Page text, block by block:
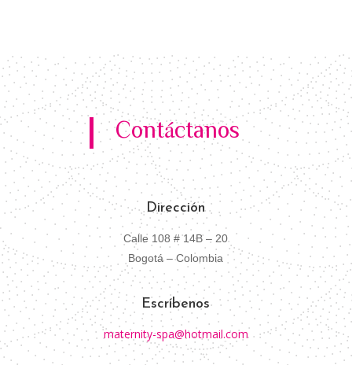
Contáctanos
Dirección
Calle 108 # 14B – 20
Bogotá – Colombia
Escríbenos
maternity-spa@hotmail.com